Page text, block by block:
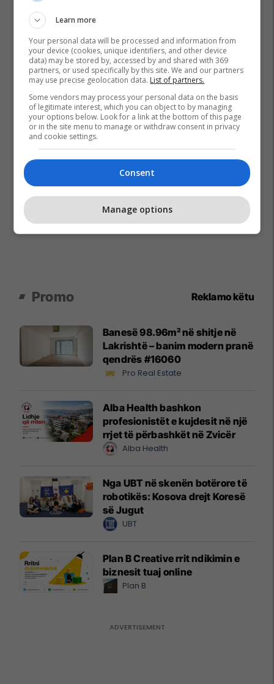
Promo Reklamo këtu
Banesë 98.96m² në shitje në
Lakrishtë – banim modern pranë
qendrës #16060
Pro Real Estate
Alba Health bashkon
profesionistët e kujdesit në një
rrjet të përbashkët në Zvicër
Alba Health
Nga UBT në skenën botërore të
robotikës: Kosova drejt Koresë
së Jugut
UBT
Plan B Creative rrit ndikimin e
biznesit tuaj online
Plan B
Learn more
Your personal data will be processed and information from
your device (cookies, unique identifiers, and other device
data) may be stored by, accessed by and shared with 369
partners, or used specifically by this site. We and our partners
may use precise geolocation data. List of partners.
Some vendors may process your personal data on the basis
of legitimate interest, which you can object to by managing
your options below. Look for a link at the bottom of this page
or in the site menu to manage or withdraw consent in privacy
and cookie settings.
Consent
Manage options